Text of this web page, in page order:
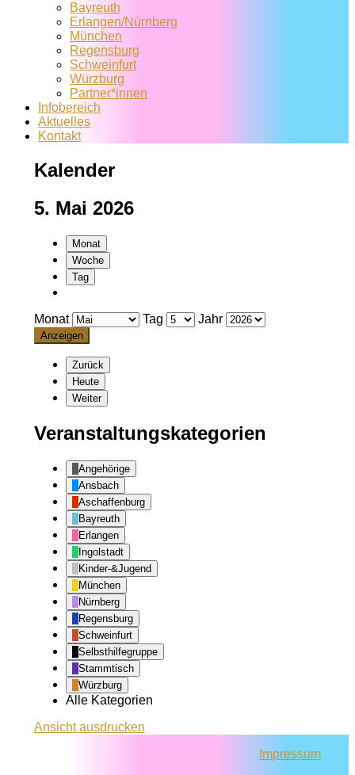
Bayreuth
Erlangen/Nürnberg
München
Regensburg
Schweinfurt
Würzburg
Partner*innen
Infobereich
Aktuelles
Kontakt
Kalender
5. Mai 2026
Monat
Woche
Tag
Monat Tag Jahr
Zurück
Heute
Weiter
Veranstaltungskategorien
Angehörige
Ansbach
Aschaffenburg
Bayreuth
Erlangen
Ingolstadt
Kinder-&Jugend
München
Nürnberg
Regensburg
Schweinfurt
Selbsthilfegruppe
Stammtisch
Würzburg
Alle Kategorien
Ansichtausdrucken
Impressum